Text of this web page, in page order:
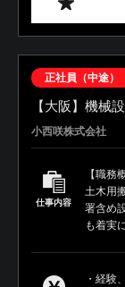
正社員（中途）
【大阪】機械
小西咲株式会社
仕事内容
【職務
土木用
署含め
も着実
・経験